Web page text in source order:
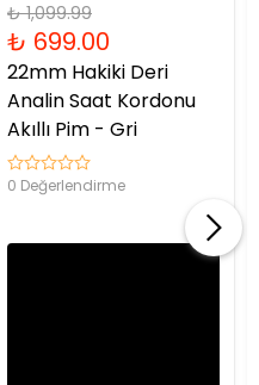
₺ 1,099.99
₺ 699.00
22mm Hakiki Deri
Analin Saat Kordonu
Akıllı Pim - Gri
0 Değerlendirme